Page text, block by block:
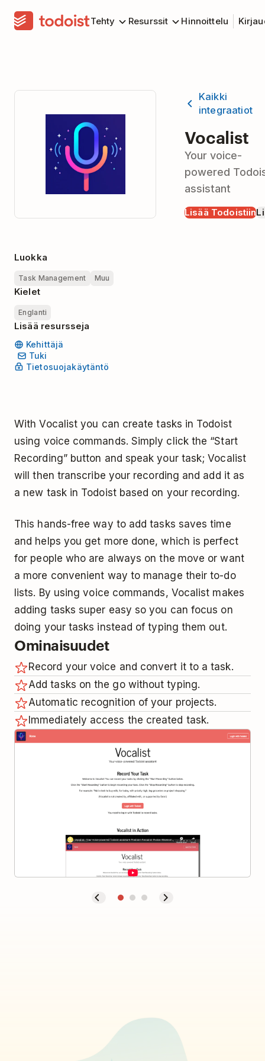
Tehty Resurssit Hinnoittelu
Kaikki
integraatiot
Vocalist
Your voice-
powered
assistant
Lisää Todoistiin
Luokka
Task Management Muu
Kielet
Englanti
Lisää resursseja
Kehittäjä
Tuki
Tietosuojakäytäntö
With Vocalist you can create tasks in Todoist
using voice commands. Simply click the “Start
Recording” button and speak your task; Vocalist
will then transcribe your recording and add it as
a new task in Todoist based on your recording.
This hands-free way to add tasks saves time
and helps you get more done, which is perfect
for people who are always on the move or want
a more convenient way to manage their to-do
lists. By using voice commands, Vocalist makes
adding tasks super easy so you can focus on
doing your tasks instead of typing them out.
Ominaisuudet
Record your voice and convert it to a task.
Add tasks on the go without typing.
Automatic recognition of your projects.
Immediately access the created task.